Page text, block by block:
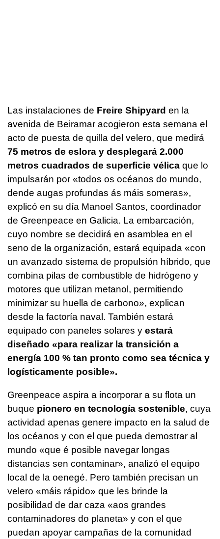
Las instalaciones de Freire Shipyard en la
avenida de Beiramar acogieron esta semana el
acto de puesta de quilla del velero, que medirá
75 metros de eslora y desplegará 2.000
metros cuadrados de superficie vélica que lo
impulsarán por «todos os océanos do mundo,
dende augas profundas ás máis someras»,
explicó en su día Manoel Santos, coordinador
de Greenpeace en Galicia. La embarcación,
cuyo nombre se decidirá en asamblea en el
seno de la organización, estará equipada «con
un avanzado sistema de propulsión híbrido, que
combina pilas de combustible de hidrógeno y
motores que utilizan metanol, permitiendo
minimizar su huella de carbono», explican
desde la factoría naval. También estará
equipado con paneles solares y estará
diseñado «para realizar la transición a
energía 100 % tan pronto como sea técnica y
logísticamente posible».
Greenpeace aspira a incorporar a su flota un
buque pionero en tecnología sostenible, cuya
actividad apenas genere impacto en la salud de
los océanos y con el que pueda demostrar al
mundo «que é posible navegar longas
distancias sen contaminar», analizó el equipo
local de la oenegé. Pero también precisan un
velero «máis rápido» que les brinde la
posibilidad de dar caza «aos grandes
contaminadores do planeta» y con el que
puedan apoyar campañas de la comunidad